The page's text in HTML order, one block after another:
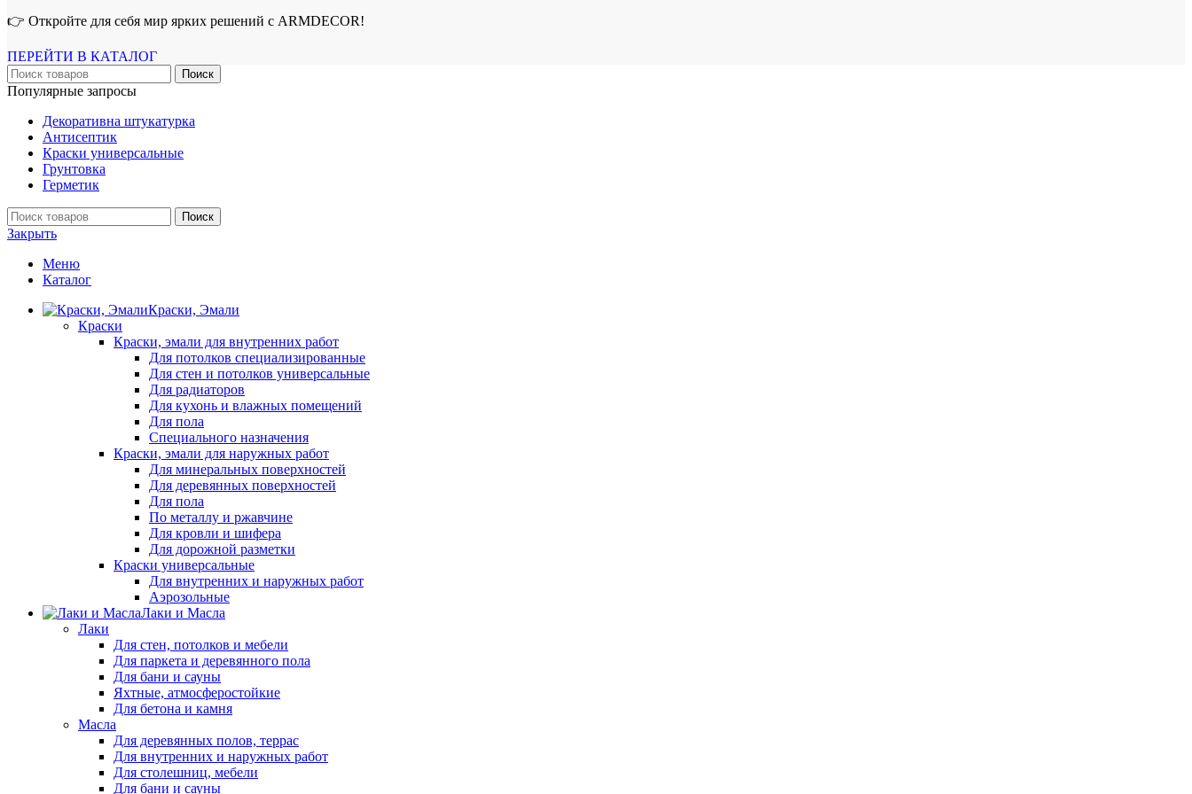
👉 Откройте для себя мир ярких решений с ARMDECOR!
ПЕРЕЙТИ В КАТАЛОГ
Поиск
Популярные запросы
Декоративна штукатурка
Антисептик
Краски универсальные
Грунтовка
Герметик
Поиск
Закрыть
Меню
Каталог
Краски, Эмали
Краски
Краски, эмали для внутренних работ
Для потолков специализированные
Для стен и потолков универсальные
Для радиаторов
Для кухонь и влажных помещений
Для пола
Специального назначения
Краски, эмали для наружных работ
Для минеральных поверхностей
Для деревянных поверхностей
Для пола
По металлу и ржавчине
Для кровли и шифера
Для дорожной разметки
Краски универсальные
Для внутренних и наружных работ
Аэрозольные
Лаки и Масла
Лаки
Для стен, потолков и мебели
Для паркета и деревянного пола
Для бани и сауны
Яхтные, атмосферостойкие
Для бетона и камня
Масла
Для деревянных полов, террас
Для внутренних и наружных работ
Для столешниц, мебели
Для бани и сауны